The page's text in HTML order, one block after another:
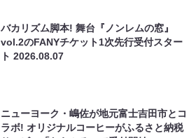
バカリズム脚本! 舞台『ノンレムの窓』
vol.2のFANYチケット1次先行受付スター
ト2026.08.07
ニューヨーク・嶋佐が地元富士吉田市とコ
ラボ! オリジナルコーヒーがふるさと納税